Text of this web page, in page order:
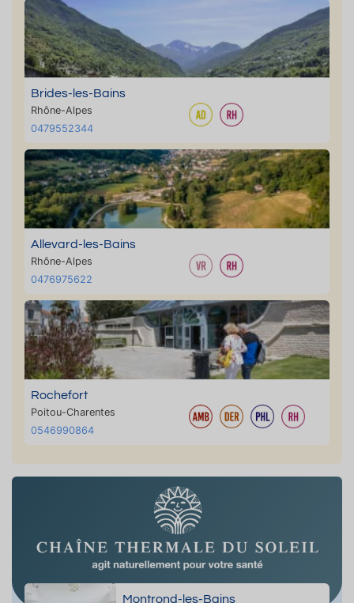
Brides-les-Bains
Rhône-Alpes
0479552344
Allevard-les-Bains
Rhône-Alpes
0476975622
Rochefort
Poitou-Charentes
0546990864
Montrond-les-Bains